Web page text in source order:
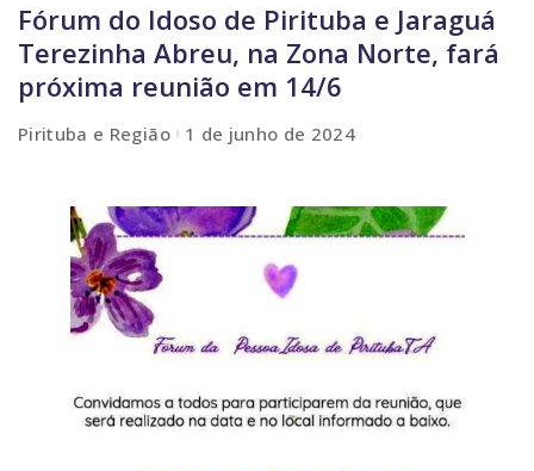
Fórum do Idoso de Pirituba e Jaraguá
Terezinha Abreu, na Zona Norte, fará
próxima reunião em 14/6
Pirituba e Região 1 de junho de 2024